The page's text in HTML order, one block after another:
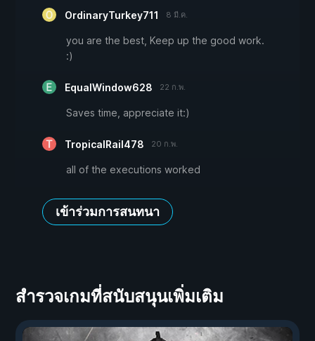
OrdinaryTurkey711 8 มี.ค.
you are the best, Keep up the good work.
:)
EqualWindow628 22 ก.พ.
Saves time, appreciate it:)
TropicalRail478 20 ก.พ.
all of the executions worked
เข้าร่วมการสนทนา
สำรวจเกมที่สนับสนุนเพิ่มเติม